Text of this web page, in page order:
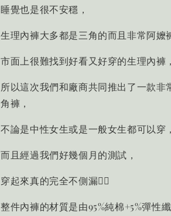
睡覺也是很不安穩，
生理內褲大多都是三角的而且非常阿嬤
市面上很難找到好看又好穿的生理內褲，
所以這次我們和廠商共同推出了一款
角褲，
不論是中性女生或是一般女生都可以穿，
而且經過我們好幾個月的測試，
穿起來真的完全不側漏👍🏻
整件內褲的材質是由95%純棉+5%彈性